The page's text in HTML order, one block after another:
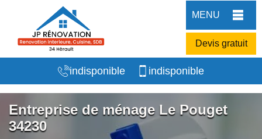
MENU
Devis gratuit
indisponible indisponible
Entreprise de ménage Le Pouget
34230